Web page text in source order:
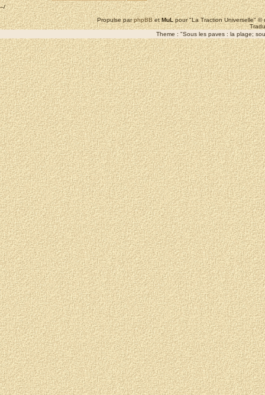
--/
Propulse parphpBBetMuLpour "La Traction Universelle"
Theme : "Sous les paves : la plage;